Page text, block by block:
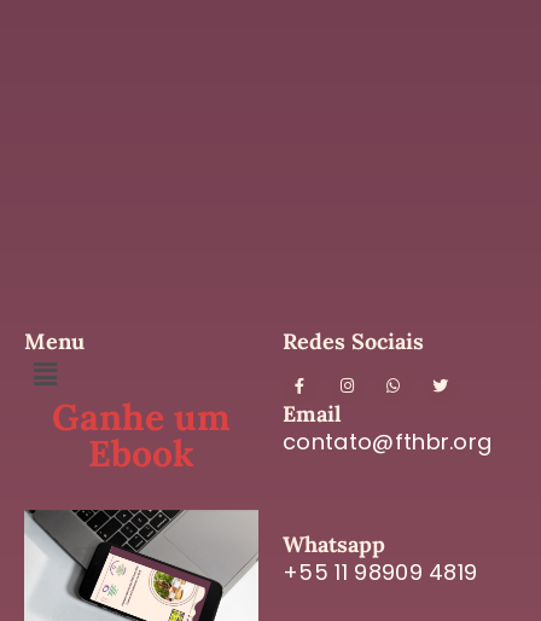
Menu
Ganhe um
Ebook
Redes Sociais
Email
contato@fthbr.org
Whatsapp
+55 11 98909 4819